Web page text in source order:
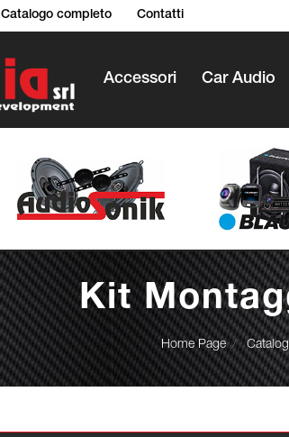
Catalogo completo Contatti
Accessori Car Audio
Kit
Home Page